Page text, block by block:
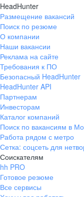
HeadHunter
Размещение вакансий
Поиск по резюме
О компании
Наши вакансии
Реклама на сайте
Требования к ПО
Безопасный HeadHunter
HeadHunter API
Партнерам
Инвесторам
Каталог компаний
Поиск по вакансиям в
Работа рядом с метро
Сетка: соцсеть для
Соискателям
hh PRO
Готовое резюме
Все сервисы